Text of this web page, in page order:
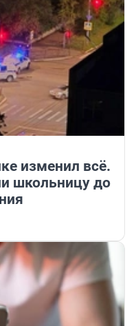
изменил всё.
школьницу до